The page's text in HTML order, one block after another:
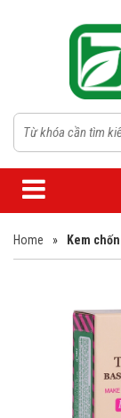
Home » Kem